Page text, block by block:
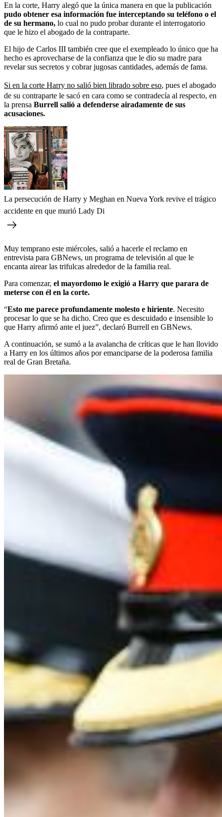
En la corte, Harry alegó que la única manera en que la publicación
pudo obtener esa información fue interceptando su teléfono o el
de su hermano, lo cual no pudo probar durante el interrogatorio
que le hizo el abogado de la contraparte.
El hijo de Carlos III también cree que el exempleado lo único que ha
hecho es aprovecharse de la confianza que le dio su madre para
revelar sus secretos y cobrar jugosas cantidades, además de fama.
Si en la corte Harry no salió bien librado sobre eso, pues el abogado
de su contraparte le sacó en cara como se contradecía al respecto, en
la prensa Burrell salió a defenderse airadamente de sus
acusaciones.
La persecución de Harry y Meghan en Nueva York revive el trágico
accidente en que murió Lady Di
Muy temprano este miércoles, salió a hacerle el reclamo en
entrevista para GBNews, un programa de televisión al que le
encanta airear las trifulcas alrededor de la familia real.
Para comenzar, el mayordomo le exigió a Harry que parara de
meterse con él en la corte.
“Esto me parece profundamente molesto e hiriente. Necesito
procesar lo que se ha dicho. Creo que es descuidado e insensible lo
que Harry afirmó ante el juez”, declaró Burrell en GBNews.
A continuación, se sumó a la avalancha de críticas que le han llovido
a Harry en los últimos años por emanciparse de la poderosa familia
real de Gran Bretaña.